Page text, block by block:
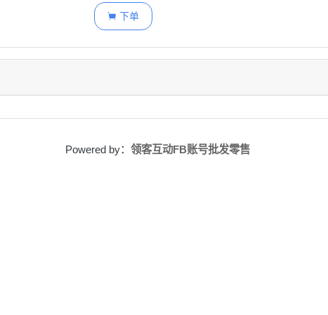
 下单
Powered by： 领客互动FB账号批发零售